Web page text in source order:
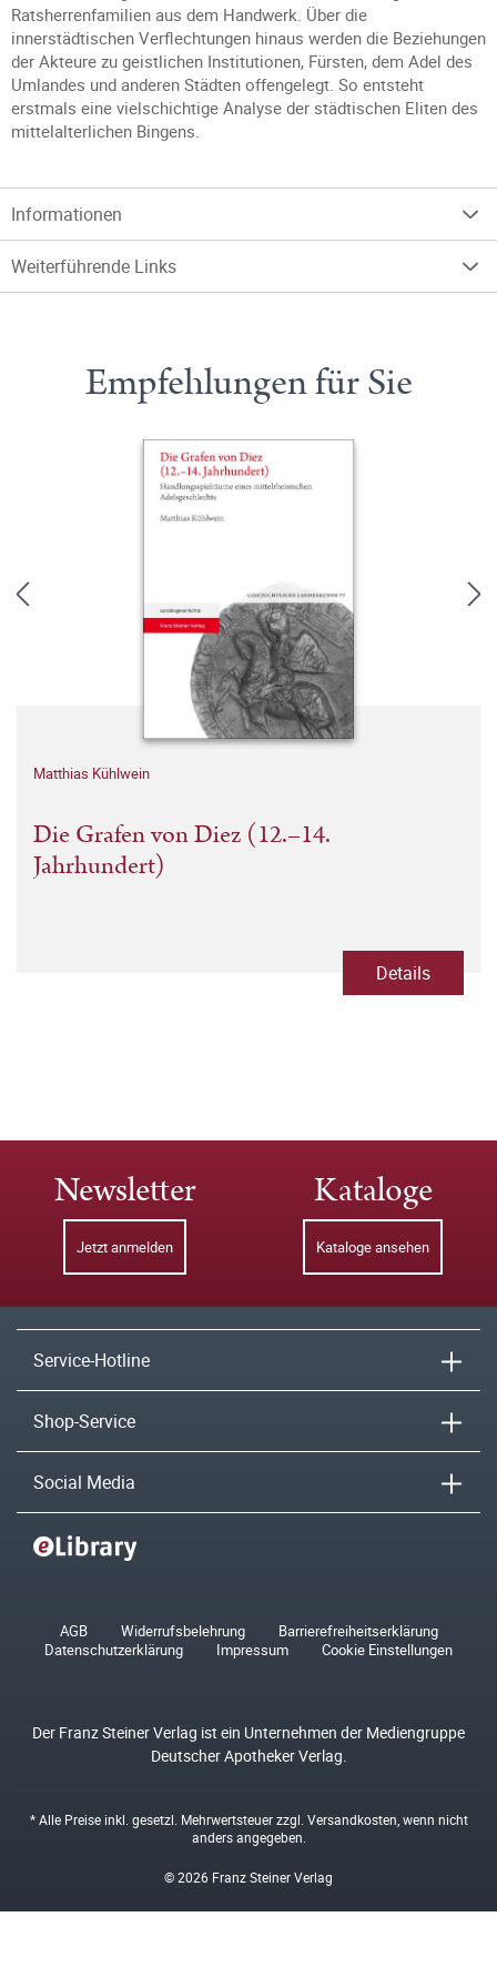
Ratsherrenfamilien aus dem Handwerk. Über die
innerstädtischen Verflechtungen hinaus werden die Beziehungen
der Akteure zu geistlichen Institutionen, Fürsten, dem Adel des
Umlandes und anderen Städten offengelegt. So entsteht
erstmals eine vielschichtige Analyse der städtischen Eliten des
mittelalterlichen Bingens.
Informationen
Weiterführende Links
Empfehlungen für Sie
Matthias Kühlwein
Die Grafen von Diez (12.–14.
Jahrhundert)
Details
Newsletter
Jetzt anmelden
Kataloge
Kataloge ansehen
Service-Hotline
Shop-Service
Social Media
AGB Widerrufsbelehrung
Barrierefreiheitserklärung
Datenschutzerklärung
Impressum Cookie Einstellungen
Der Franz Steiner Verlag ist ein Unternehmen der Mediengruppe
Deutscher Apotheker Verlag.
* Alle Preise inkl. gesetzl. Mehrwertsteuer zzgl. Versandkosten , wenn nicht
anders angegeben.
© 2026 Franz Steiner Verlag